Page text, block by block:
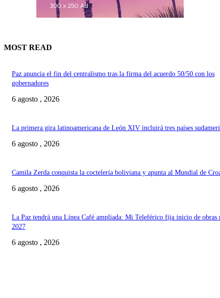
MOST READ
Paz anuncia el fin del centralismo tras la firma del acuerdo 50/50 con los
gobernadores
6 agosto , 2026
La primera gira latinoamericana de León XIV incluirá tres países
6 agosto , 2026
Camila Zerda conquista la coctelería boliviana y apunta al Mundial de
6 agosto , 2026
La Paz tendrá una Línea Café ampliada: Mi Teleférico fija inicio de obras
2027
6 agosto , 2026